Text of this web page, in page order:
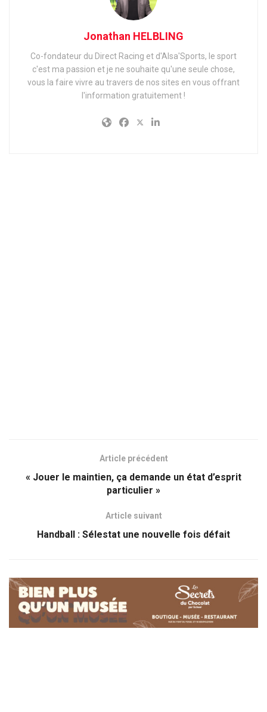
Jonathan HELBLING
Co-fondateur du Direct Racing et d'Alsa'Sports, le sport
c'est ma passion et je ne souhaite qu'une seule chose,
vous la faire vivre au travers de nos sites en vous offrant
l'information gratuitement !
Article précédent
« Jouer le maintien, ça demande un état d’esprit
particulier »
Article suivant
Handball : Sélestat une nouvelle fois défait